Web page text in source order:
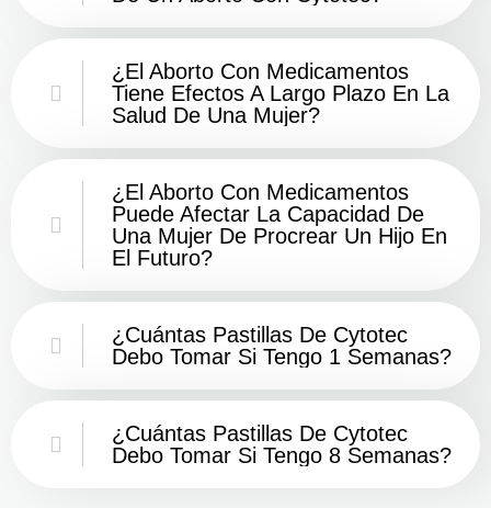
¿El Aborto Con Medicamentos
Tiene Efectos A Largo Plazo En La
Salud De Una Mujer?
¿El Aborto Con Medicamentos
Puede Afectar La Capacidad De
Una Mujer De Procrear Un Hijo En
El Futuro?
¿Cuántas Pastillas De Cytotec
Debo Tomar Si Tengo 1 Semanas?
¿Cuántas Pastillas De Cytotec
Debo Tomar Si Tengo 8 Semanas?